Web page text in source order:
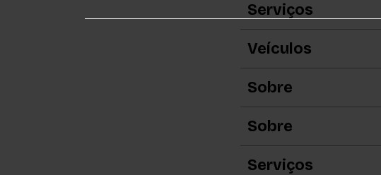
Serviços
Veículos
Sobre
Sobre
Serviços